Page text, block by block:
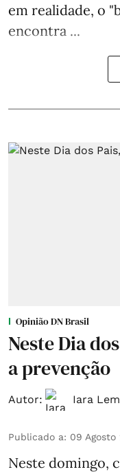
em realidade, o
encontra ...
Opinião DN Brasil
Neste Dia
a prevenção
Autor: Iara
Publicado a: 09 Agosto
Neste domingo,